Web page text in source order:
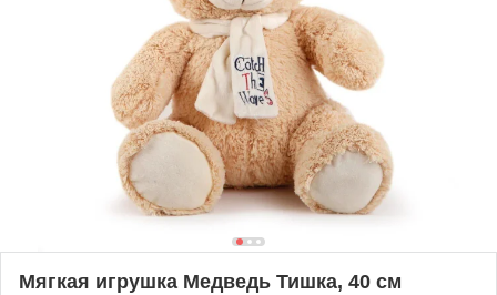
Мягкая игрушка Медведь Тишка, 40 см